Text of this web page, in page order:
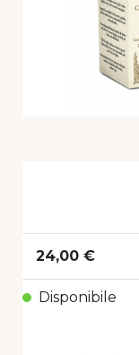
24,00 €
Disponibile